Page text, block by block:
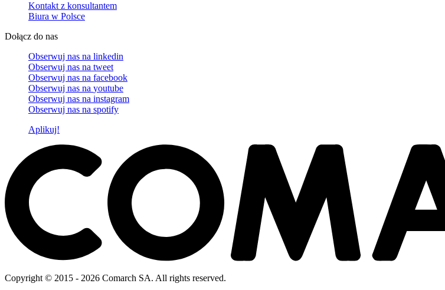
Kontakt z konsultantem
Biura w Polsce
Dołącz do nas
Obserwuj nas na linkedin
Obserwuj nas na tweet
Obserwuj nas na facebook
Obserwuj nas na youtube
Obserwuj nas na instagram
Obserwuj nas na spotify
Aplikuj!
Copyright © 2015 - 2026 Comarch SA. All rights reserved.